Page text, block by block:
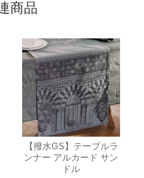
商品
【撥水GS】テーブルラ
ンナー アルカード サン
ドル